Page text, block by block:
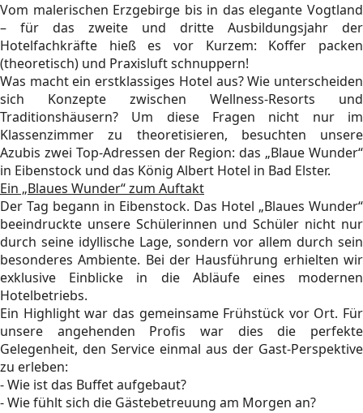
Vom malerischen Erzgebirge bis in das elegante Vogtland
– für das zweite und dritte Ausbildungsjahr der
Hotelfachkräfte hieß es vor Kurzem: Koffer packen
(theoretisch) und Praxisluft schnuppern!
Was macht ein erstklassiges Hotel aus? Wie unterscheiden
sich Konzepte zwischen Wellness-Resorts und
Traditionshäusern? Um diese Fragen nicht nur im
Klassenzimmer zu theoretisieren, besuchten unsere
Azubis zwei Top-Adressen der Region: das „Blaue Wunder“
in Eibenstock und das König Albert Hotel in Bad Elster.
Ein „Blaues Wunder“ zum Auftakt
Der Tag begann in Eibenstock. Das Hotel „Blaues Wunder“
beeindruckte unsere Schülerinnen und Schüler nicht nur
durch seine idyllische Lage, sondern vor allem durch sein
besonderes Ambiente. Bei der Hausführung erhielten wir
exklusive Einblicke in die Abläufe eines modernen
Hotelbetriebs.
Ein Highlight war das gemeinsame Frühstück vor Ort. Für
unsere angehenden Profis war dies die perfekte
Gelegenheit, den Service einmal aus der Gast-Perspektive
zu erleben:
- Wie ist das Buffet aufgebaut?
- Wie fühlt sich die Gästebetreuung am Morgen an?